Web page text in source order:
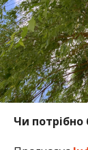
Чи потрібно